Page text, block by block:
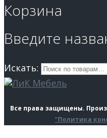
Корзина
Введите
Искать:
Все права защищены.
"Политика